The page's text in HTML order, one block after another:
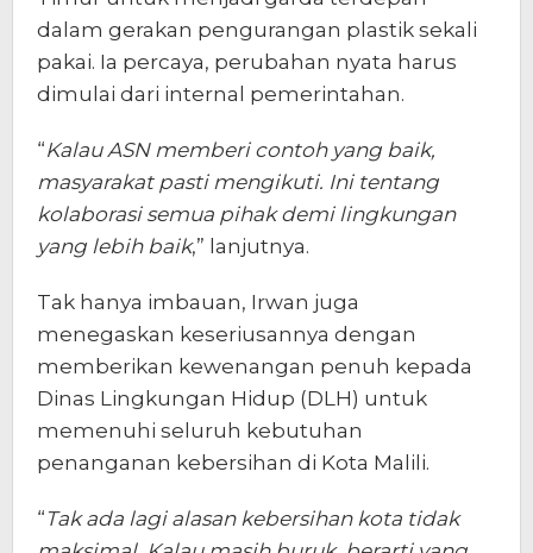
dalam gerakan pengurangan plastik sekali
pakai. Ia percaya, perubahan nyata harus
dimulai dari internal pemerintahan.
“Kalau ASN memberi contoh yang baik,
masyarakat pasti mengikuti. Ini tentang
kolaborasi semua pihak demi lingkungan
yang lebih baik,” lanjutnya.
Tak hanya imbauan, Irwan juga
menegaskan keseriusannya dengan
memberikan kewenangan penuh kepada
Dinas Lingkungan Hidup (DLH) untuk
memenuhi seluruh kebutuhan
penanganan kebersihan di Kota Malili.
“ Tak ada lagi alasan kebersihan kota tidak